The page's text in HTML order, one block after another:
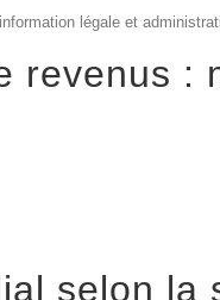
légale et
revenus :
selon la